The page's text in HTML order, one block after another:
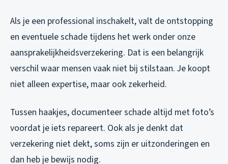
Als je een professional inschakelt, valt de ontstopping
en eventuele schade tijdens het werk onder onze
aansprakelijkheidsverzekering. Dat is een belangrijk
verschil waar mensen vaak niet bij stilstaan. Je koopt
niet alleen expertise, maar ook zekerheid.
Tussen haakjes, documenteer schade altijd met foto’s
voordat je iets repareert. Ook als je denkt dat
verzekering niet dekt, soms zijn er uitzonderingen en
dan heb je bewijs nodig.